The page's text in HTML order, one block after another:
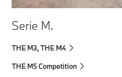
Serie M.
THE M3, THE M4
THE M5 Competition